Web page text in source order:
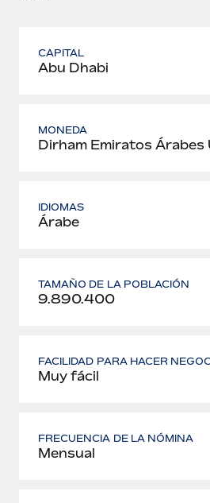
CAPITAL
Abu Dhabi
MONEDA
Dirham Emiratos Árabes
IDIOMAS
Árabe
TAMAÑO DE LA POBLACIÓN
9.890.400
FACILIDAD PARA HACER
Muy fácil
FRECUENCIA DE LA NÓMINA
Mensual